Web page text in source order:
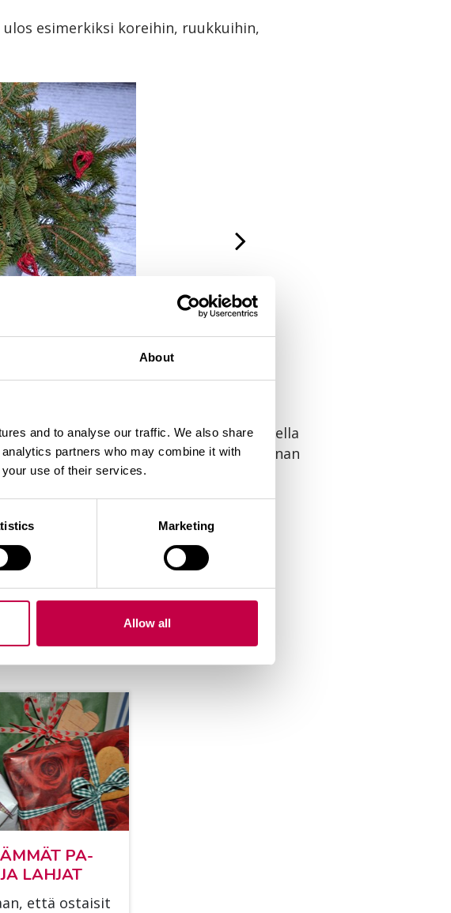
About
and to analyse our traffic. We also share
partners who may combine it with
use of their services.
Marketing
Allow all
esimerkiksi koreihin, ruukkuihin,
kuivua ruukkuunsa, saat niistä todella
kuten kylpyhuoneen tai ulkosaunan
PA­
LAH­JAT
että os­tai­sit